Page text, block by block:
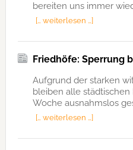
bereiten uns immer
[… weiterlesen …]
Friedhöfe: Sperrung
Aufgrund der starken
bleiben alle
Woche ausnahmslos
[… weiterlesen …]